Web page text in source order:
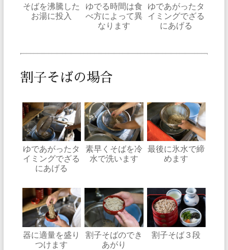
そばを沸騰した
お湯に投入
ゆでる時間は食
べ方によって異
なります
ゆであがったタ
イミングでざる
にあげる
割子そばの場合
ゆであがったタ
イミングでざる
にあげる
素早くそばを冷
水で洗います
最後に氷水で締
めます
器に適量を盛り
つけます
割子そばのでき
あがり
割子そば３段